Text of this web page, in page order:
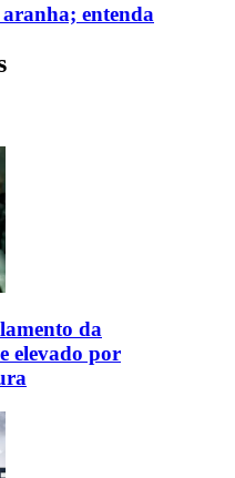
entenda
da
elevado por